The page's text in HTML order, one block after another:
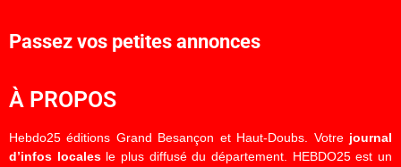
Passez vos petites annonces
À PROPOS
Hebdo25 éditions Grand Besançon et Haut-Doubs. Votre journal
d’infos localesle plus diffusé du département. HEBDO25 est un